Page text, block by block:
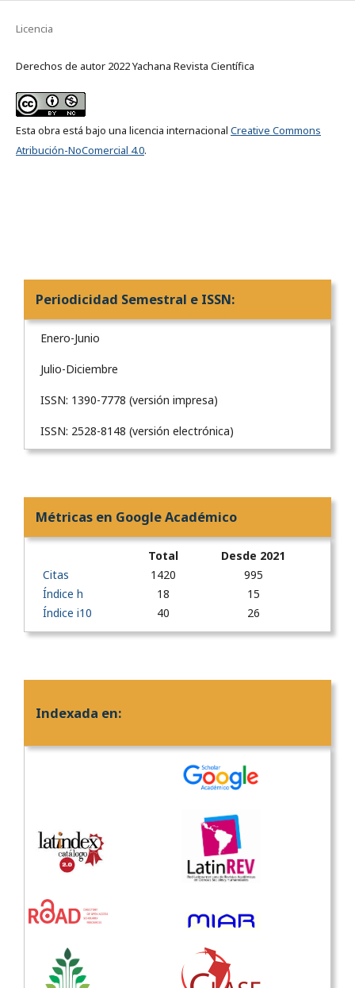
Licencia
Derechos de autor 2022 Yachana Revista Científica
Esta obra está bajo una licencia internacional Creative Commons
Atribución-NoComercial 4.0.
Periodicidad Semestral e ISSN:
Enero-Junio
Julio-Diciembre
ISSN: 1390-7778 (versión impresa)
ISSN: 2528-8148 (versión electrónica)
Métricas en Google Académico
Total
Desde 2021
Citas
1420
995
Índice h
18
15
Índice i10
40 26
Indexada en: